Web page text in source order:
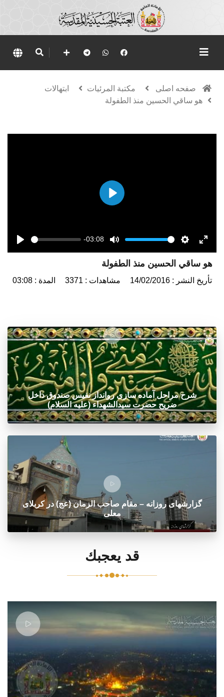
صفحه اصلی مكتبة المرئيات
ابتهالات
هو ساقي الحسين منذ الطفولة
Play
Play
Seek -03:08
Mute
Volume
Settings
Enter
هو ساقي الحسين منذ الطفولة
تأريخ النشر : 14/02/2016 مشاهدات : 3371 المدة : 03:08
شرح مراحل آماده سازی روانداز نفیس صندوق داخل
ضریح حضرت سیدالشهداء (علیه السلام)
گزارشهای روزانه – مقام صاحب الزمان (عج) در کربلای
معلی
قد يعجبك